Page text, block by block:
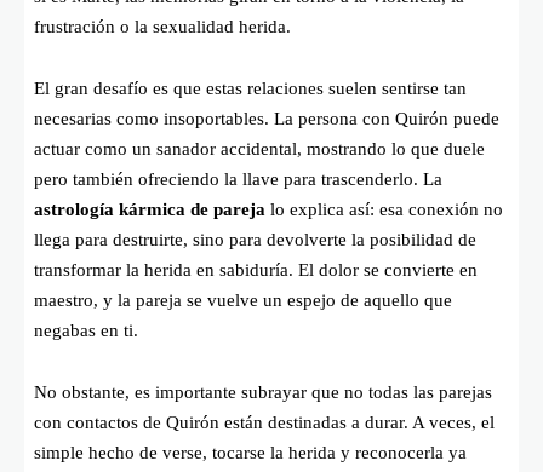
frustración o la sexualidad herida.
El gran desafío es que estas relaciones suelen sentirse tan
necesarias como insoportables. La persona con Quirón puede
actuar como un sanador accidental, mostrando lo que duele
pero también ofreciendo la llave para trascenderlo. La
astrología kármica de pareja lo explica así: esa conexión no
llega para destruirte, sino para devolverte la posibilidad de
transformar la herida en sabiduría. El dolor se convierte en
maestro, y la pareja se vuelve un espejo de aquello que
negabas en ti.
No obstante, es importante subrayar que no todas las parejas
con contactos de Quirón están destinadas a durar. A veces, el
simple hecho de verse, tocarse la herida y reconocerla ya